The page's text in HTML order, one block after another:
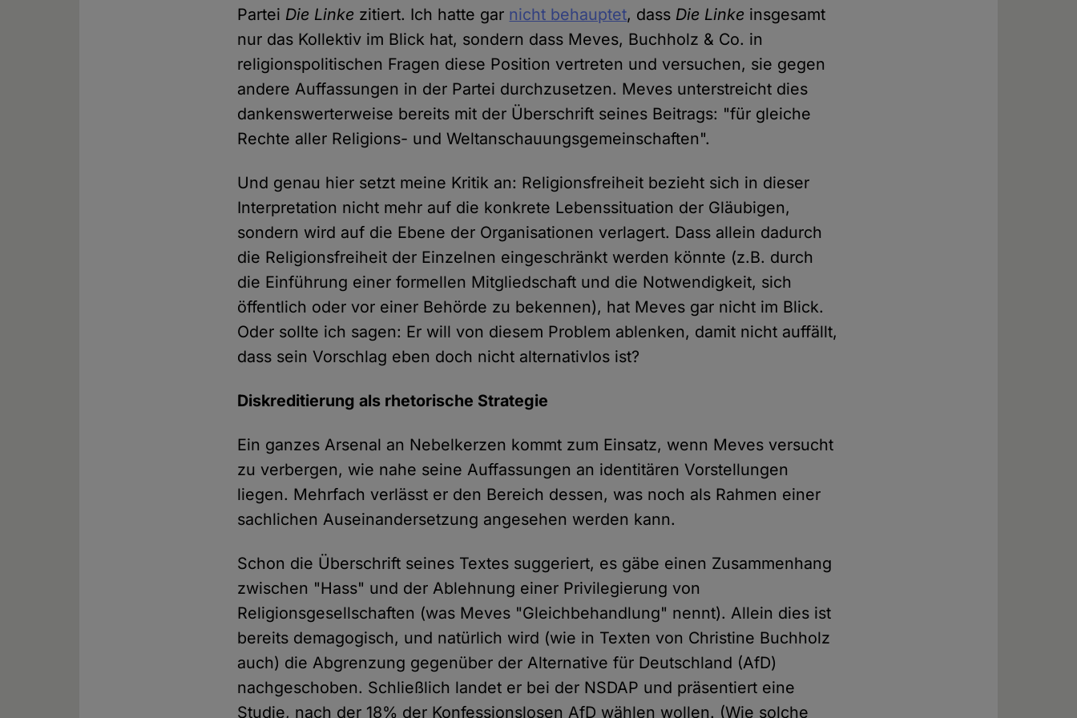
Partei Die Linke zitiert. Ich hatte gar nicht behauptet, dass Die Linke insgesamt
nur das Kollektiv im Blick hat, sondern dass Meves, Buchholz & Co. in
religionspolitischen Fragen diese Position vertreten und versuchen, sie gegen
andere Auffassungen in der Partei durchzusetzen. Meves unterstreicht dies
dankenswerterweise bereits mit der Überschrift seines Beitrags: "für gleiche
Rechte aller Religions- und Weltanschauungsgemeinschaften".
Und genau hier setzt meine Kritik an: Religionsfreiheit bezieht sich in dieser
Interpretation nicht mehr auf die konkrete Lebenssituation der Gläubigen,
sondern wird auf die Ebene der Organisationen verlagert. Dass allein dadurch
die Religionsfreiheit der Einzelnen eingeschränkt werden könnte (z.B. durch
die Einführung einer formellen Mitgliedschaft und die Notwendigkeit, sich
öffentlich oder vor einer Behörde zu bekennen), hat Meves gar nicht im Blick.
Oder sollte ich sagen: Er will von diesem Problem ablenken, damit nicht auffällt,
dass sein Vorschlag eben doch nicht alternativlos ist?
Diskreditierung als rhetorische Strategie
Ein ganzes Arsenal an Nebelkerzen kommt zum Einsatz, wenn Meves versucht
zu verbergen, wie nahe seine Auffassungen an identitären Vorstellungen
liegen. Mehrfach verlässt er den Bereich dessen, was noch als Rahmen einer
sachlichen Auseinandersetzung angesehen werden kann.
Schon die Überschrift seines Textes suggeriert, es gäbe einen Zusammenhang
zwischen "Hass" und der Ablehnung einer Privilegierung von
Religionsgesellschaften (was Meves "Gleichbehandlung" nennt). Allein dies ist
bereits demagogisch, und natürlich wird (wie in Texten von Christine Buchholz
auch) die Abgrenzung gegenüber der Alternative für Deutschland (AfD)
nachgeschoben. Schließlich landet er bei der NSDAP und präsentiert eine
Studie, nach der 18% der Konfessionslosen AfD wählen wollen. (Wie solche